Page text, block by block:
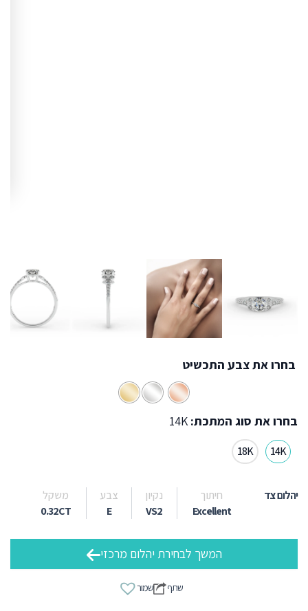
בחרו את צבע התכשיט
בחרו את סוג המתכת:14K
18K 14K
יהלום צד חיתוך נקיון צבע
משקל
Excellent
VS2
E
0.32CT
המשך לבחירת יהלום מרכזי
שמור שתף